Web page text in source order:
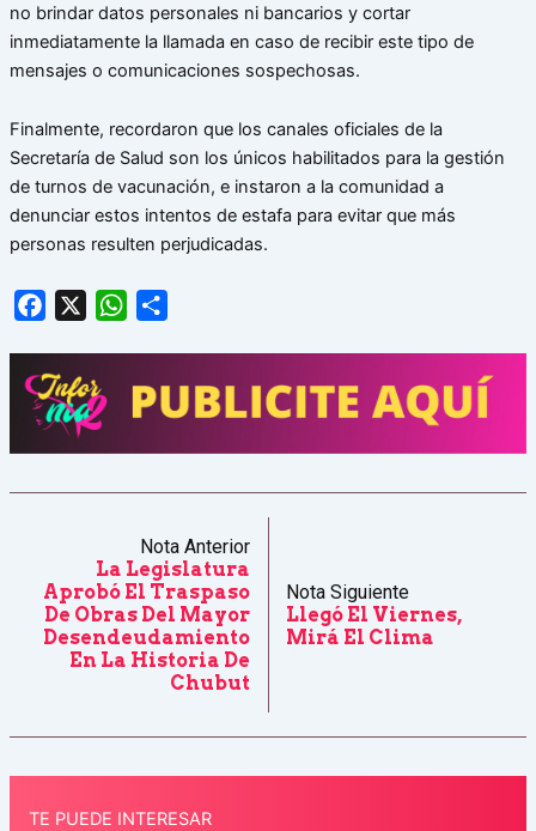
no brindar datos personales ni bancarios y cortar
inmediatamente la llamada en caso de recibir este tipo de
mensajes o comunicaciones sospechosas.
Finalmente, recordaron que los canales oficiales de la
Secretaría de Salud son los únicos habilitados para la gestión
de turnos de vacunación, e instaron a la comunidad a
denunciar estos intentos de estafa para evitar que más
personas resulten perjudicadas.
Facebook WhatsApp
Nota Anterior
La Legislatura
Aprobó El Traspaso
De Obras Del Mayor
Desendeudamiento
En La Historia De
Chubut
Nota Siguiente
Llegó El Viernes,
Mirá El Clima
TE PUEDE INTERESAR